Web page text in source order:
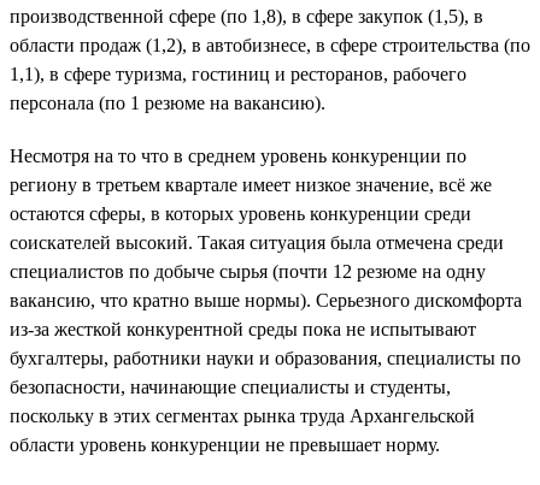
производственной сфере (по 1,8), в сфере закупок (1,5), в
области продаж (1,2), в автобизнесе, в сфере строительства (по
1,1), в сфере туризма, гостиниц и ресторанов, рабочего
персонала (по 1 резюме на вакансию).
Несмотря на то что в среднем уровень конкуренции по
региону в третьем квартале имеет низкое значение, всё же
остаются сферы, в которых уровень конкуренции среди
соискателей высокий. Такая ситуация была отмечена среди
специалистов по добыче сырья (почти 12 резюме на одну
вакансию, что кратно выше нормы). Серьезного дискомфорта
из-за жесткой конкурентной среды пока не испытывают
бухгалтеры, работники науки и образования, специалисты по
безопасности, начинающие специалисты и студенты,
поскольку в этих сегментах рынка труда Архангельской
области уровень конкуренции не превышает норму.